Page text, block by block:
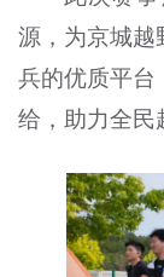
源，为京城越
兵的优质平台
给，助力全民